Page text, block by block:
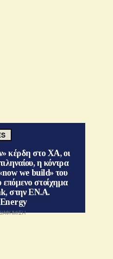
κέρδη στο ΧΑ, οι
η κόντρα
we build» του
στοίχημα
στην ΕΝ.Α.